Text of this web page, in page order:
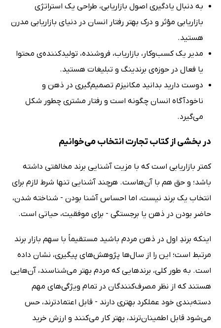
به دنبال یادگیری اصول بازاریابی، طراحی یک استراتژی
بازاریابی مؤثر و درک بهتر رفتار انسان در دنیای بازاریابی مدرن
هستید.
مدیر یک کسب‌وکار، بازاریاب، فروشنده، تولیدکننده‌ی محتوا
یا فعال در حوزه‌ی برندینگ و تبلیغات هستید.
دوست دارید بدانید مکانیزم تصمیم‌گیری در ذهن و
ناخودآگاه انسان چگونه است و رفتار مشتری چطور شکل
می‌گیرد.
در بخشی از کتاب تجارت انتخاب می‌خوانیم
کمتر بازاریابی است که با مزیت آشنایی برند مخالفتی داشته
باشد؛ و حق هم با آن‌هاست. هرچند آشنایی تنها شرط لازم برای
انتخاب یک برند نیست، اما احساس آشنا بودن - شناخته شدن،
حاضر بودن در ذهن یا برجستگی - برای موفقیت، حیاتی است.
اینکه برندِ اول در ذهن مردم باشید مستقیماً با سهم بازار برند
مرتبط است؛ این را از سال‌ها پژوهش‌های پیگیری، نشان داده
است. به طور کلی، برندهایی که مردم بهتر می‌شناسند، آن‌هایی
هستند که از نظر مصرف‌کنندگان در تمام ویژگی‌های مهم
دسته‌بندی خود عملکرد بهتری دارند - قابل اعتمادترند، حس
می‌شود قابل اطمینان‌ترند، بهتر کار می‌کنند و ارزش خرید